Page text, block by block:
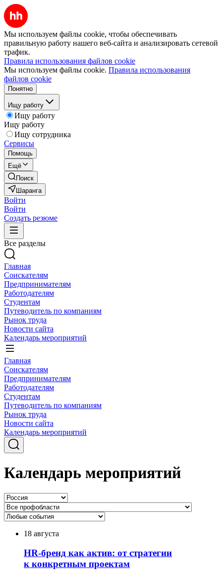
Мы используем файлы cookie, чтобы обеспечивать
правильную работу нашего веб-сайта и анализировать сетевой
трафик.
Правила использования файлов cookie
Мы используем файлы cookie. Правила использования
файлов cookie
Понятно
Ищу работу
Ищу работу
Ищу работу
Ищу сотрудника
Сервисы
Помощь
Ещё
Поиск
Шаранга
Войти
Войти
Создать резюме
Все разделы
Главная
Соискателям
Предпринимателям
Работодателям
Студентам
Путеводитель по компаниям
Рынок труда
Новости сайта
Календарь мероприятий
Главная
Соискателям
Предпринимателям
Работодателям
Студентам
Путеводитель по компаниям
Рынок труда
Новости сайта
Календарь мероприятий
Календарь мероприятий
18 августа
HR-бренд как актив: от стратегии
к конкретным проектам